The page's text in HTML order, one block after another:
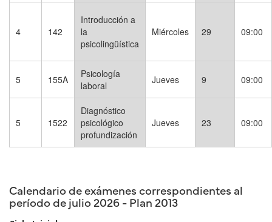
4 142
Introducción a
la
psicolingüística
Miércoles 29 09:00
5 155A
Psicología
laboral
Jueves 9 09:00
5 1522
Diagnóstico
psicológico
profundización
Jueves 23 09:00
Calendario de exámenes correspondientes al
período de julio 2026 - Plan 2013